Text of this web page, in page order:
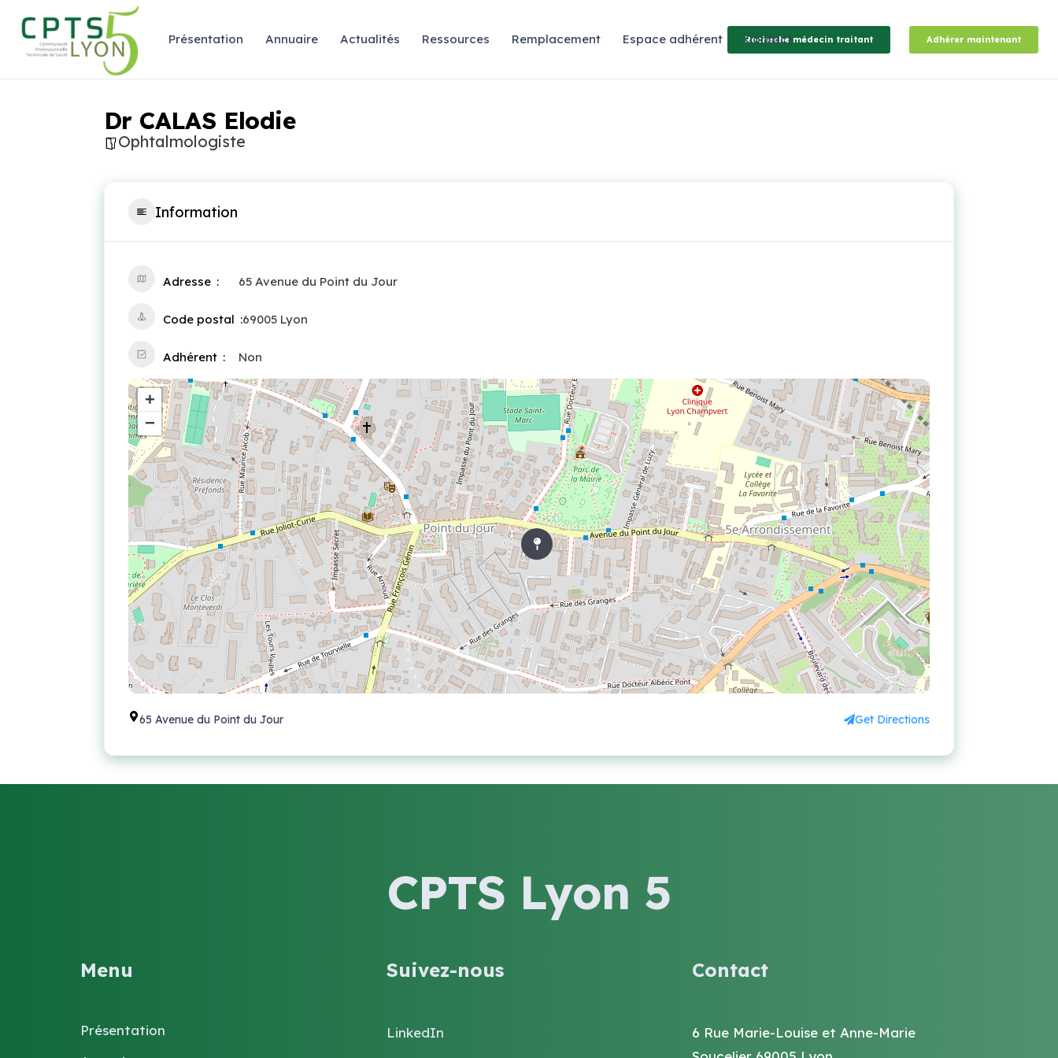
Présentation Annuaire Actualités Ressources Remplacement Espace adhérent Contact
Recheche médecin traitant Adhérer maintenant
Dr CALAS Elodie
Ophtalmologiste
Information
Adresse 65 Avenue du Point du Jour
Code postal 69005 Lyon
Adhérent Non
+
−
65 Avenue du Point du Jour Get Directions
CPTS Lyon 5
Menu
Présentation
Suivez-nous
LinkedIn
Contact
6 Rue Marie-Louise et Anne-Marie